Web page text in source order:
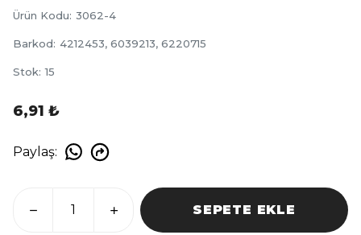
Ürün Kodu: 3062-4
Barkod: 4212453, 6039213, 6220715
Stok: 15
6,91 ₺
Paylaş:
SEPETE EKLE